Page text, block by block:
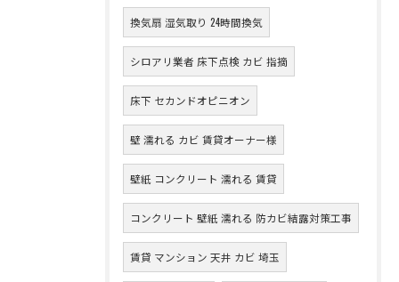
換気扇 湿気取り 24時間換気
シロアリ業者 床下点検 カビ 指摘
床下 セカンドオピニオン
壁 濡れる カビ 賃貸オーナー様
壁紙 コンクリート 濡れる 賃貸
コンクリート 壁紙 濡れる 防カビ結露対策工事
賃貸 マンション 天井 カビ 埼玉